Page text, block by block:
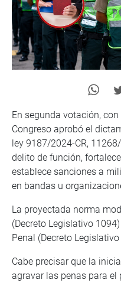
En segunda votación,
Congreso aprobó el
ley 9187/2024-CR,
delito de función,
establece sanciones a
en bandas u
La proyectada norma
(Decreto Legislativo
Penal (Decreto Legislativo
Cabe precisar que la
agravar las penas para